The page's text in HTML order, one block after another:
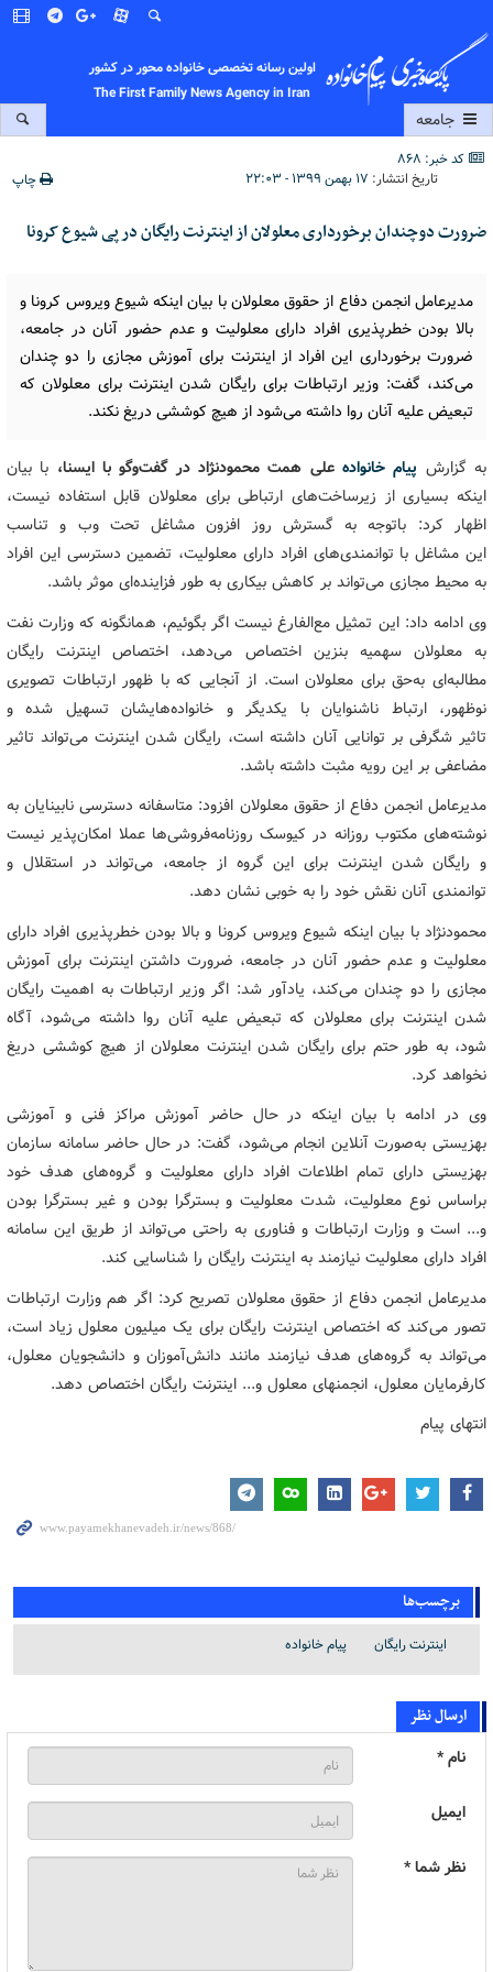
اولین رسانه تخصصی خانواده محور در کشور
The First Family News Agency in Iran
جامعه
کد خبر: 868
تاریخ انتشار: ۱۷ بهمن ۱۳۹۹ - ۲۲:۰۳ چاپ
ضرورت دوچندان برخورداری معلولان از اینترنت رایگان در پی شیوع کرونا
مدیرعامل انجمن دفاع از حقوق معلولان با بیان اینکه شیوع ویروس کرونا و
بالا بودن خطرپذیری افراد دارای معلولیت و عدم حضور آنان در جامعه،
ضرورت برخورداری این افراد از اینترنت برای آموزش مجازی را دو چندان
می‌کند، گفت: وزیر ارتباطات برای رایگان شدن اینترنت برای معلولان که
تبعیض علیه آنان روا داشته می‌شود از هیچ کوششی دریغ نکند.
به گزارش پیام خانوادهعلی همت محمودنژاد در گفت‌وگو با ایسنا، با بیان
اینکه بسیاری از زیرساخت‌های ارتباطی برای معلولان قابل استفاده نیست،
اظهار کرد: باتوجه به گسترش روز افزون مشاغل تحت وب و تناسب
این مشاغل با توانمندی‌های افراد دارای معلولیت، تضمین دسترسی این افراد
به محیط مجازی می‌تواند بر کاهش بیکاری به طور فزاینده‌ای موثر باشد.
وی ادامه داد: این تمثیل مع‌الفارغ نیست اگر بگوئیم، همانگونه که وزارت نفت
به معلولان سهمیه بنزین اختصاص می‌دهد، اختصاص اینترنت رایگان
مطالبه‌ای به‌حق برای معلولان است. از آنجایی که با ظهور ارتباطات تصویری
نوظهور، ارتباط ناشنوایان با یکدیگر و خانواده‌هایشان تسهیل شده و
تاثیر شگرفی بر توانایی آنان داشته است، رایگان شدن اینترنت می‌تواند تاثیر
مضاعفی بر این رویه مثبت داشته باشد.
مدیرعامل انجمن دفاع از حقوق معلولان افزود: متاسفانه دسترسی نابینایان به
نوشته‌های مکتوب روزانه در کیوسک روزنامه‌فروشی‌ها عملا امکان‌پذیر نیست
و رایگان شدن اینترنت برای این گروه از جامعه، می‌تواند در استقلال و
توانمندی آنان نقش خود را به خوبی نشان دهد.
محمودنژاد با بیان اینکه شیوع ویروس کرونا و بالا بودن خطرپذیری افراد دارای
معلولیت و عدم حضور آنان در جامعه، ضرورت داشتن اینترنت برای آموزش
مجازی را دو چندان می‌کند، یادآور شد: اگر وزیر ارتباطات به اهمیت رایگان
شدن اینترنت برای معلولان که تبعیض علیه آنان روا داشته می‌شود، آگاه
شود، به طور حتم برای رایگان شدن اینترنت معلولان از هیچ کوششی دریغ
نخواهد کرد.
وی در ادامه با بیان اینکه در حال حاضر آموزش مراکز فنی و آموزشی
بهزیستی به‌صورت آنلاین انجام می‌شود، گفت: در حال حاضر سامانه سازمان
بهزیستی دارای تمام اطلاعات افراد دارای معلولیت و گروه‌های هدف خود
براساس نوع معلولیت، شدت معلولیت و بسترگرا بودن و غیر بسترگرا بودن
و... است و وزارت ارتباطات و فناوری به راحتی می‌تواند از طریق این سامانه
افراد دارای معلولیت نیازمند به اینترنت رایگان را شناسایی کند.
مدیرعامل انجمن دفاع از حقوق معلولان تصریح کرد: اگر هم وزارت ارتباطات
تصور می‌کند که اختصاص اینترنت رایگان برای یک میلیون معلول زیاد است‌،
می‌تواند به گروه‌های هدف نیازمند مانند دانش‌آموزان و دانشجویان معلول،
کارفرمایان معلول، انجمنهای معلول و... اینترنت رایگان اختصاص دهد.
انتهای پیام
برچسب‌ها
اینترنت رایگان پیام خانواده
ارسال نظر
نام *
ایمیل
نظر شما *